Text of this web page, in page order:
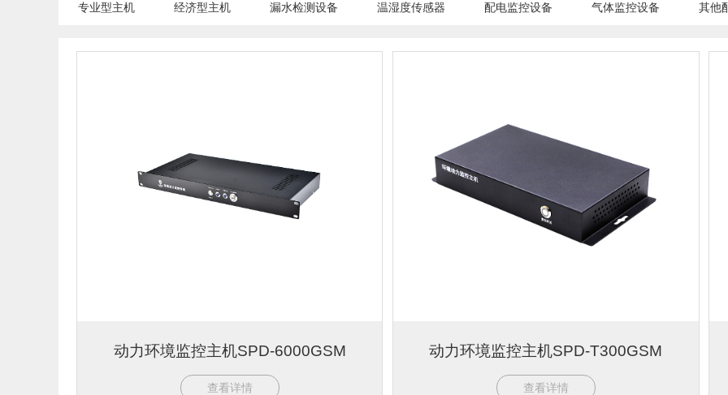
专业型主机 经济型主机 漏水检测设备 温湿度传感器 配电监控设备 气体监控设备 其他
动力环境监控主机SPD-6000GSM
查看详情
动力环境监控主机SPD-T300GSM
查看详情